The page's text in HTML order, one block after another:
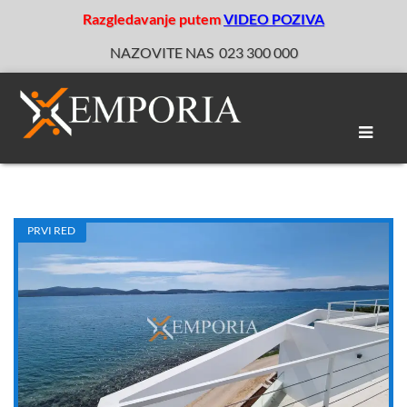
Razgledavanje putemVIDEO POZIVA
NAZOVITE NAS 023 300 000
Toggle
PRVI RED